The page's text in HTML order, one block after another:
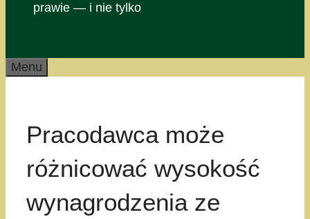
prawie — i nie tylko
Menu
Pracodawca może
różnicować wysokość
wynagrodzenia ze